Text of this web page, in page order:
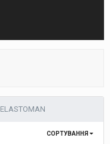
СОРТУВАННЯ